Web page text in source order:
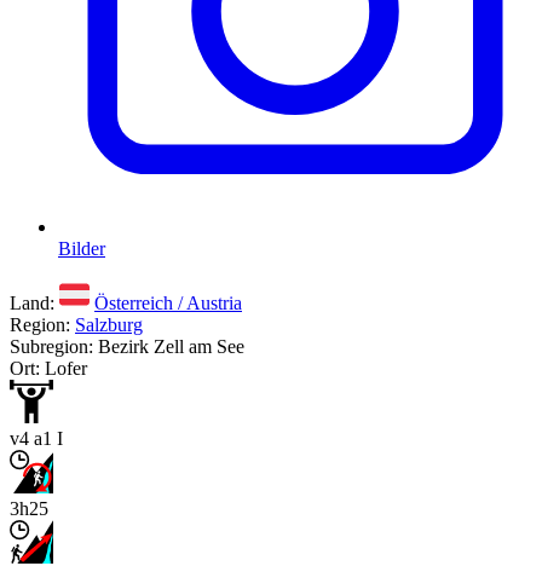
Bilder
Land:
Österreich / Austria
Region: Salzburg
Subregion: Bezirk Zell am See
Ort: Lofer
v4 a1 I
3h25